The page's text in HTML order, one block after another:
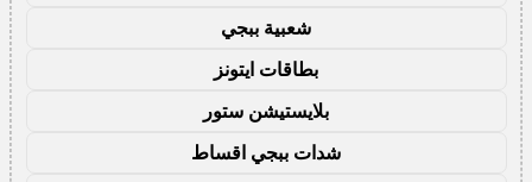
شعبية ببجي
بطاقات ايتونز
بلايستيشن ستور
شدات ببجي اقساط